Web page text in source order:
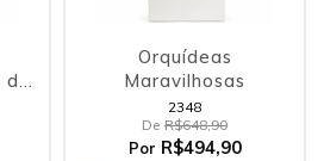
de
Orquídeas
Maravilhosas
2348
De R$648,90
Por R$494,90